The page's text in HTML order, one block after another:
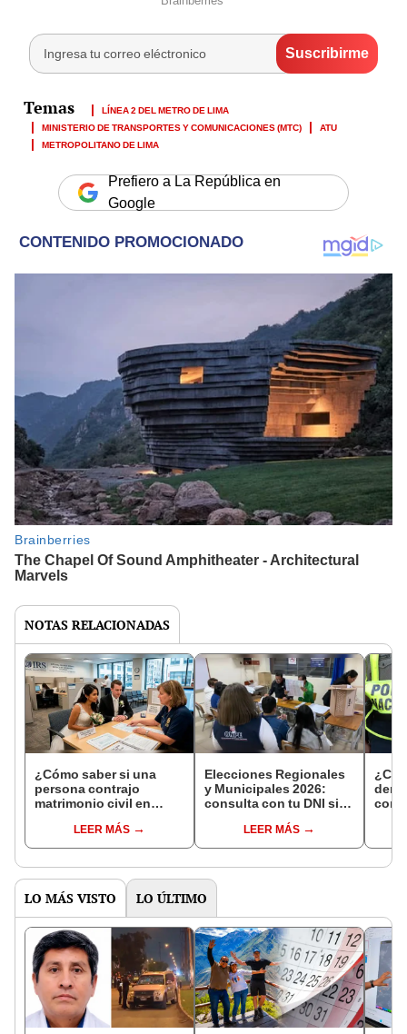
LÍNEA 2 DEL METRO DE LIMA
MINISTERIO DE TRANSPORTES Y COMUNICACIONES (MTC)
ATU
METROPOLITANO DE LIMA
Prefiero a La República en
Google
NOTAS RELACIONADAS
¿Cómo saber si una
persona contrajo
matrimonio civil en
LEER MÁS
Elecciones Regionales
y Municipales 2026:
consulta con tu DNI si
de mesa para este 4 de
octubre en el link oficial
LEER MÁS
con
LO MÁS VISTO LO ÚLTIMO